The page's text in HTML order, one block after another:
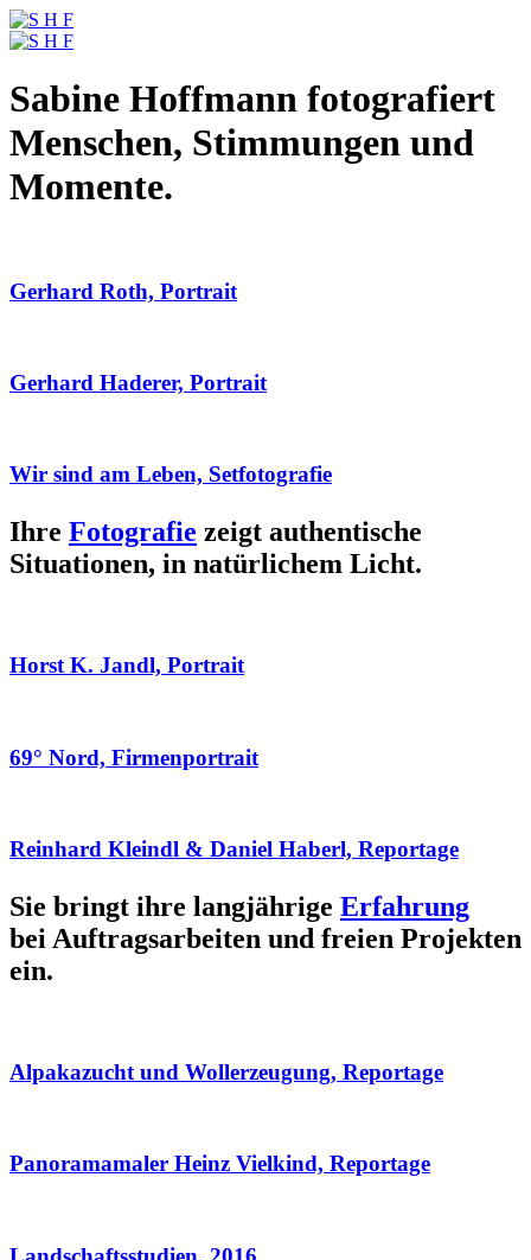
Sabine Hoffmann fotografiert
Menschen, Stimmungen und
Momente.
Gerhard Roth, Portrait
Gerhard Haderer, Portrait
Wir sind am Leben, Setfotografie
Ihre Fotografie zeigt authentische
Situationen, in natürlichem Licht.
Horst K. Jandl, Portrait
69° Nord, Firmenportrait
Reinhard Kleindl & Daniel Haberl, Reportage
Sie bringt ihre langjährige Erfahrung
bei Auftragsarbeiten und freien Projekten
ein.
Alpakazucht und Wollerzeugung, Reportage
Panoramamaler Heinz Vielkind, Reportage